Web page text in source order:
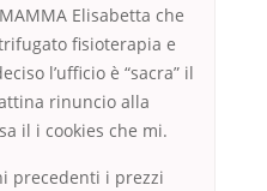
Elisabetta che
fisioterapia e
l’ufficio è “sacra” il
rinuncio alla
il i cookies che mi.
precedenti i prezzi